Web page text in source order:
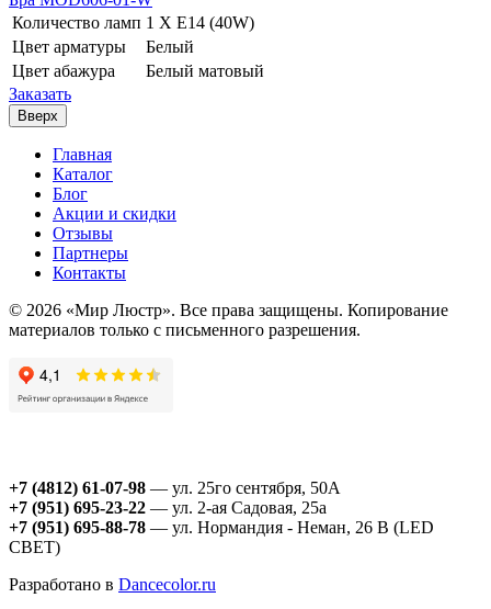
Количество ламп 1 Х E14 (40W)
Цвет арматуры
Белый
Цвет абажура
Белый матовый
Заказать
Вверх
Главная
Каталог
Блог
Акции и скидки
Отзывы
Партнеры
Контакты
© 2026 «Мир Люстр». Все права защищены. Копирование
материалов только с письменного разрешения.
+7 (4812) 61-07-98 — ул. 25го сентября, 50А
+7 (951) 695-23-22 — ул. 2-ая Садовая, 25а
+7 (951) 695-88-78 — ул. Нормандия - Неман, 26 В (LED
СВЕТ)
Разработано в Dancecolor.ru